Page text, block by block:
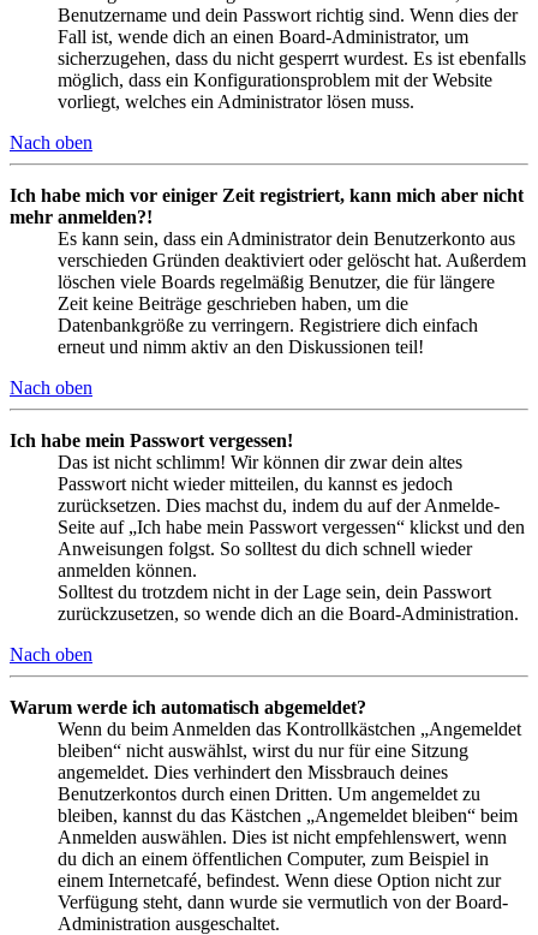
Benutzername und dein Passwort richtig sind. Wenn dies der
Fall ist, wende dich an einen Board-Administrator, um
sicherzugehen, dass du nicht gesperrt wurdest. Es ist ebenfalls
möglich, dass ein Konfigurationsproblem mit der Website
vorliegt, welches ein Administrator lösen muss.
Nach oben
Ich habe mich vor einiger Zeit registriert, kann mich aber nicht
mehr anmelden?!
Es kann sein, dass ein Administrator dein Benutzerkonto aus
verschieden Gründen deaktiviert oder gelöscht hat. Außerdem
löschen viele Boards regelmäßig Benutzer, die für längere
Zeit keine Beiträge geschrieben haben, um die
Datenbankgröße zu verringern. Registriere dich einfach
erneut und nimm aktiv an den Diskussionen teil!
Nach oben
Ich habe mein Passwort vergessen!
Das ist nicht schlimm! Wir können dir zwar dein altes
Passwort nicht wieder mitteilen, du kannst es jedoch
zurücksetzen. Dies machst du, indem du auf der Anmelde-
Seite auf „Ich habe mein Passwort vergessen“ klickst und den
Anweisungen folgst. So solltest du dich schnell wieder
anmelden können.
Solltest du trotzdem nicht in der Lage sein, dein Passwort
zurückzusetzen, so wende dich an die Board-Administration.
Nach oben
Warum werde ich automatisch abgemeldet?
Wenn du beim Anmelden das Kontrollkästchen „Angemeldet
bleiben“ nicht auswählst, wirst du nur für eine Sitzung
angemeldet. Dies verhindert den Missbrauch deines
Benutzerkontos durch einen Dritten. Um angemeldet zu
bleiben, kannst du das Kästchen „Angemeldet bleiben“ beim
Anmelden auswählen. Dies ist nicht empfehlenswert, wenn
du dich an einem öffentlichen Computer, zum Beispiel in
einem Internetcafé, befindest. Wenn diese Option nicht zur
Verfügung steht, dann wurde sie vermutlich von der Board-
Administration ausgeschaltet.